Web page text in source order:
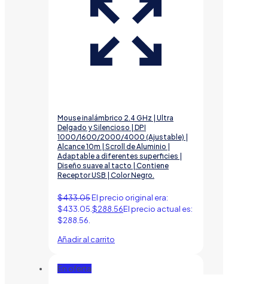
Mouse inalámbrico 2.4 GHz | Ultra
Delgado y Silencioso | DPI
1000/1600/2000/4000 (Ajustable) |
Alcance 10m | Scroll de Aluminio |
Adaptable a diferentes superficies |
Diseño suave al tacto | Contiene
Receptor USB | Color Negro.
$433.05El precio original era:
$433.05. $288.56El precio actual es:
$288.56.
Añadir al carrito
En oferta